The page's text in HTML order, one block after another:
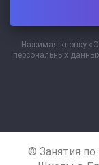
Нажимая кнопку
персональных
© Занятия